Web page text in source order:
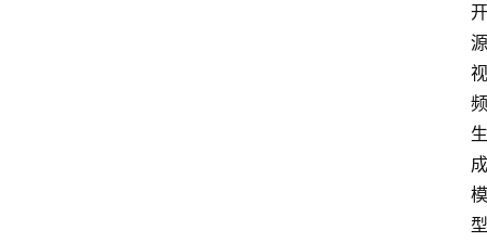
开
源
视
频
生
成
模
型